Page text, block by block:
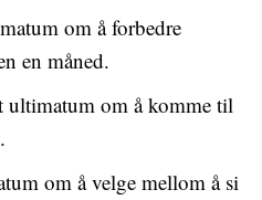
om å forbedre
en måned.
ultimatum om å komme til
om å velge mellom å si